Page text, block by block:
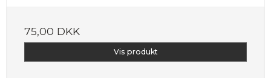
75,00 DKK
Vis produkt